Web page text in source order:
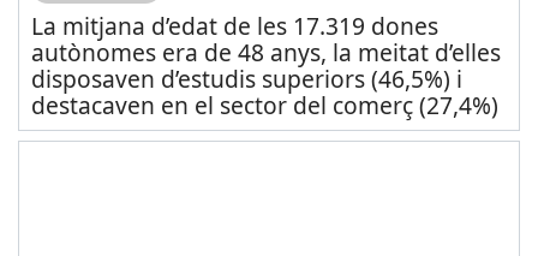
La mitjana d’edat de les 17.319 dones
autònomes era de 48 anys, la meitat d’elles
disposaven d’estudis superiors (46,5%) i
destacaven en el sector del comerç (27,4%)